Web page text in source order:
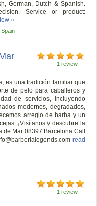
German, Dutch & Spanish.
Service or product:
»
Spain
1 review
es una tradición familiar que
de pelo para caballeros y
de servicios, incluyendo
modernos, degradados,
arreglo de barba y un
¡Visítanos y descubre la
Mar 08397 Barcelona Call
read
1 review